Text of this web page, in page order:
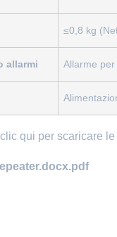
≤0,8 kg
allarmi Allarme
qui per scaricare